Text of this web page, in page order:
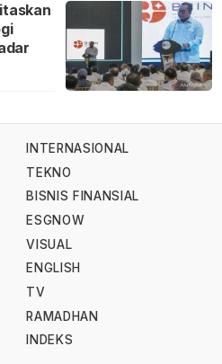
INTERNASIONAL
TEKNO
BISNIS FINANSIAL
ESGNOW
VISUAL
ENGLISH
TV
RAMADHAN
INDEKS